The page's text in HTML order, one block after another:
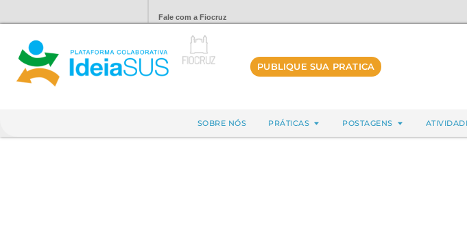
Fale com a Fiocruz
PUBLIQUE SUA PRATICA
SOBRE NÓS PRÁTICAS POSTAGENS